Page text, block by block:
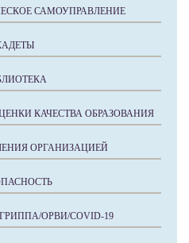
САМОУПРАВЛЕНИЕ
КАЧЕСТВА ОБРАЗОВАНИЯ
ОРГАНИЗАЦИЕЙ
ОРВИ/COVID-19